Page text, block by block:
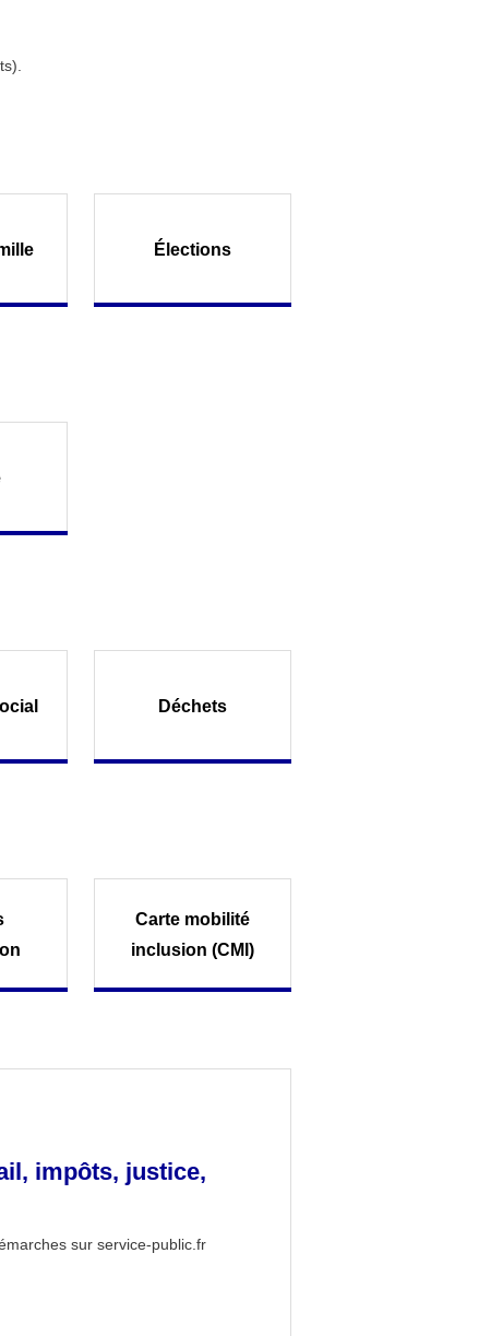
Élections
Déchets
Carte mobilité
inclusion (CMI)
impôts, justice,
sur service-public.fr